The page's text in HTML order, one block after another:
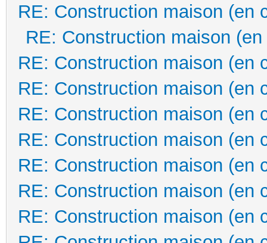
RE: Construction maison (en
RE: Construction maison
RE: Construction maison (en
RE: Construction maison (en
RE: Construction maison (en
RE: Construction maison (en
RE: Construction maison (en
RE: Construction maison (en
RE: Construction maison (en